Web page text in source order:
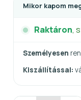
Mikor kapom
Raktáron,
Személyesen
Kiszállítással: